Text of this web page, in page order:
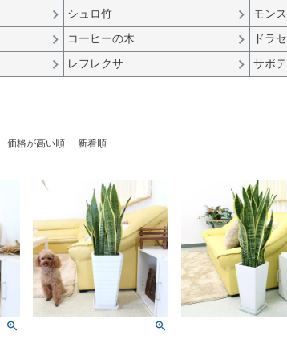
シュロ竹 モン
コーヒーの木 ドラ
レフレクサ サボ
価格が高い順 新着順